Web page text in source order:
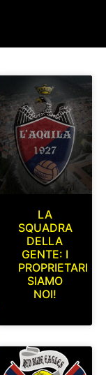
LA
SQUADRA
DELLA
GENTE: I
PROPRIETARI
SIAMO
NOI!